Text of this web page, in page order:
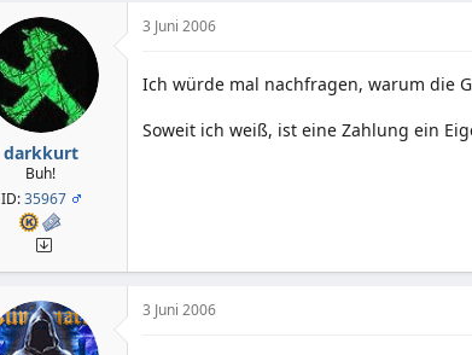
darkkurt
Buh!
ID:35967
3 Juni 2006
Ich würde mal nachfragen, warum die
Soweit ich weiß, ist eine Zahlung ein
3 Juni 2006